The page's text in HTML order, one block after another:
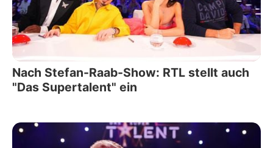
Nach Stefan-Raab-Show: RTL stellt auch
"Das Supertalent" ein